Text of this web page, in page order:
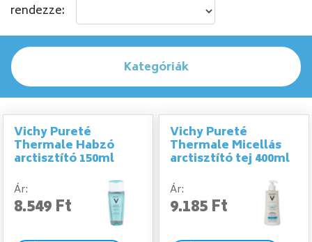
rendezze:
Kategóriák
Vichy Pureté
Thermale Habzó
arctisztító 150ml
Ár:
8.549 Ft
Vichy Pureté
Thermale Micellás
arctisztító tej 400ml
Ár:
9.185 Ft